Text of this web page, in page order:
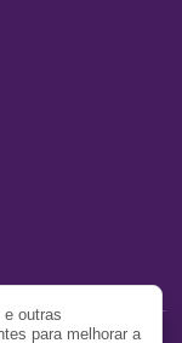
e outras
para melhorar a